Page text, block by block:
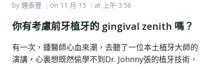
by 鍾泰豐 | on 11 月 15 | at 上午 3:56
你有考慮前牙植牙的 gingival zenith 嗎？
有一次，鍾醫師心血來潮，去聽了一位本土植牙大師的
演講，心裏想既然偷學不到Dr. Johnny張的植牙技術，